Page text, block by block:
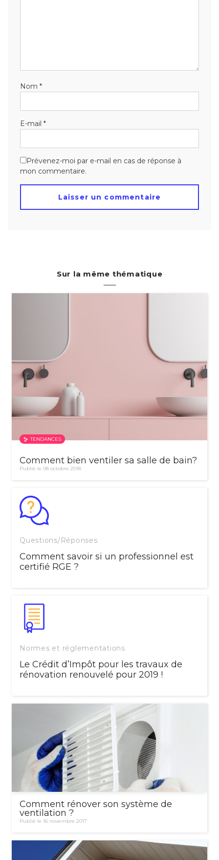
Nom *
E-mail *
Prévenez-moi par e-mail en cas de réponse à
mon commentaire.
Sur la même thématique
TENDANCES
Comment bien ventiler sa salle de bain?
Publié le 08 octobre 2018
Questions/Réponses
Comment savoir si un professionnel est
certifié RGE ?
Normes et réglementations
Le Crédit d’Impôt pour les travaux de
rénovation renouvelé pour 2019 !
Comment rénover son système de
ventilation ?
Publié le 16 novembre 2017